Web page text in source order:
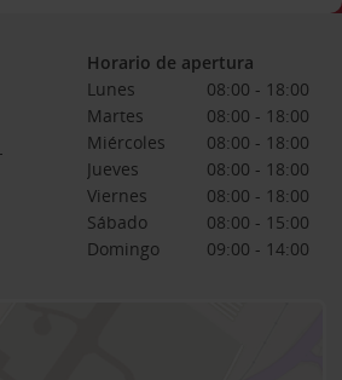
Horario de apertura
Lunes
08:00 - 18:00
Martes
08:00 - 18:00
Miércoles
08:00 - 18:00
Jueves
08:00 - 18:00
Viernes
08:00 - 18:00
Sábado
08:00 - 15:00
Domingo
09:00 - 14:00